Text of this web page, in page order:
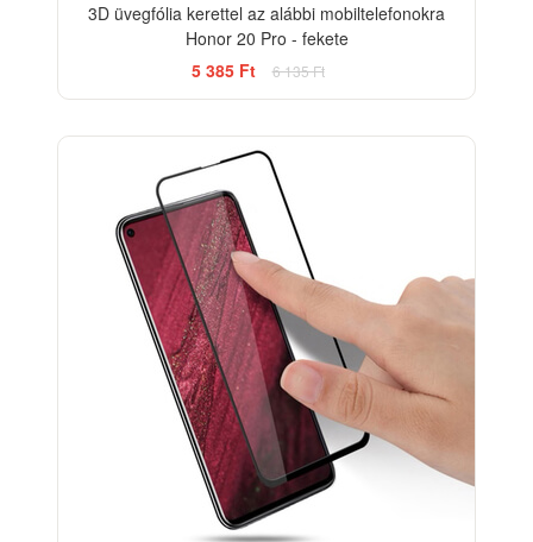
3D üvegfólia kerettel az alábbi mobiltelefonokra
Honor 20 Pro - fekete
5 385 Ft
6 135 Ft